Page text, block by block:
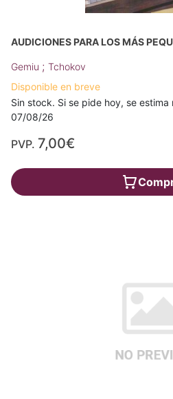
AUDICIONES PARA LOS MÁS
Gemiu ; Tchokov
Disponible en breve
Sin stock. Si se pide hoy, se
07/08/26
PVP. 7,00€